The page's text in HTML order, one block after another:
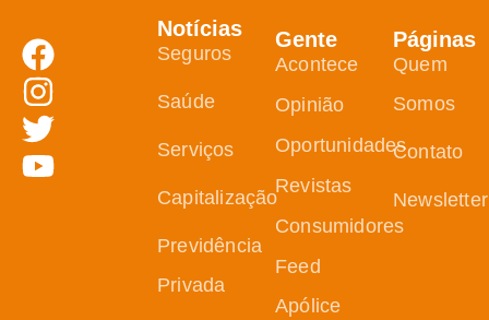
Notícias
Seguros
Saúde
Serviços
Capitalização
Previdência
Privada
Gente
Acontece
Opinião
Oportunidades
Revistas
Consumidores
Feed
Apólice
Páginas
Quem
Somos
Contato
Newsletter